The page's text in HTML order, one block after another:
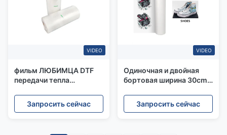
VIDEO
фильм ЛЮБИМЦА DTF
передачи тепла
для печатания цифров
футболок
Запросить сейчас
VIDEO
Одиночная и двойная
бортовая ширина 30cm
ЛЮБИМЦА передачи
тепла DTF
Запросить сейчас